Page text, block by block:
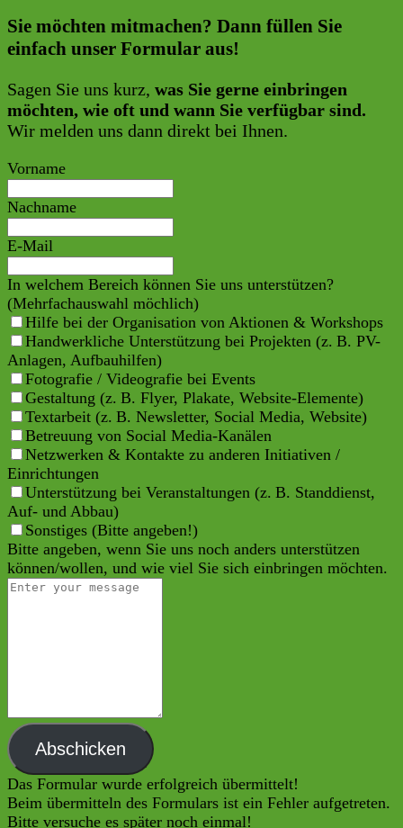
Sie möchten mitmachen? Dann füllen Sie
einfach unser Formular aus!
Sagen Sie uns kurz, was Sie gerne einbringen
möchten, wie oft und wann Sie verfügbar sind.
Wir melden uns dann direkt bei Ihnen.
Vorname
Nachname
E-Mail
In welchem Bereich können Sie uns unterstützen?
(Mehrfachauswahl möchlich)
Hilfe bei der Organisation von Aktionen & Workshops
Handwerkliche Unterstützung bei Projekten (z. B. PV-
Anlagen, Aufbauhilfen)
Fotografie / Videografie bei Events
Gestaltung (z. B. Flyer, Plakate, Website-Elemente)
Textarbeit (z. B. Newsletter, Social Media, Website)
Betreuung von Social Media-Kanälen
Netzwerken & Kontakte zu anderen Initiativen /
Einrichtungen
Unterstützung bei Veranstaltungen (z. B. Standdienst,
Auf- und Abbau)
Sonstiges (Bitte angeben!)
Bitte angeben, wenn Sie uns noch anders unterstützen
können/wollen, und wie viel Sie sich einbringen möchten.
Abschicken
Das Formular wurde erfolgreich übermittelt!
Beim übermitteln des Formulars ist ein Fehler aufgetreten.
Bitte versuche es später noch einmal!